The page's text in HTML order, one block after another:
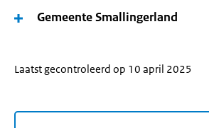
Gemeente Smallingerland
Laatst gecontroleerd op 10 april 2025